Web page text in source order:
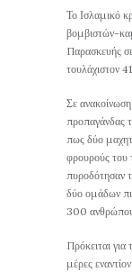
Το Ισλαμικό
βομβιστών-
Παρασκευής
τουλάχιστον
Σε
προπαγάνδας
πως δύο
φρουρούς του
πυροδότησαν
δύο ομάδων
300
Πρόκειται
μέρες